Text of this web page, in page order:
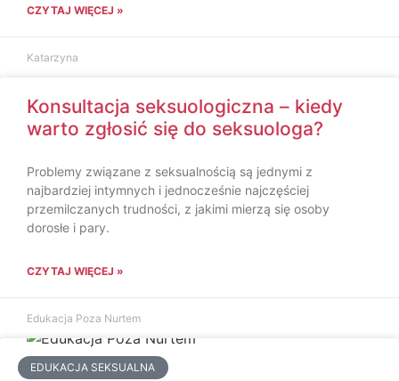
CZYTAJ WIĘCEJ »
Katarzyna
Konsultacja seksuologiczna – kiedy
warto zgłosić się do seksuologa?
Problemy związane z seksualnością są jednymi z
najbardziej intymnych i jednocześnie najczęściej
przemilczanych trudności, z jakimi mierzą się osoby
dorosłe i pary.
CZYTAJ WIĘCEJ »
Edukacja Poza Nurtem
EDUKACJA SEKSUALNA